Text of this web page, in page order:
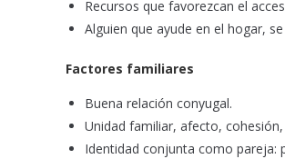
Recursos que favorezcan el
Alguien que ayude en el hogar,
Factores familiares
Buena relación conyugal.
Unidad familiar, afecto,
Identidad conjunta como pareja: